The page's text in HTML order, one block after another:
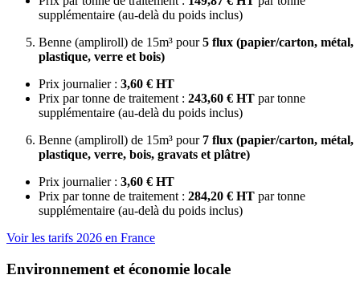
supplémentaire (au-delà du poids inclus)
Benne (ampliroll) de 15m³ pour5 flux (papier/carton, métal,
plastique, verre et bois)
Prix journalier : 3,60 € HT
Prix par tonne de traitement : 243,60 € HT par tonne
supplémentaire (au-delà du poids inclus)
Benne (ampliroll) de 15m³ pour 7 flux (papier/carton, métal,
plastique, verre, bois, gravats et plâtre)
Prix journalier : 3,60 € HT
Prix par tonne de traitement : 284,20 € HT par tonne
supplémentaire (au-delà du poids inclus)
Voir les tarifs 2026 en France
Environnement et économie locale